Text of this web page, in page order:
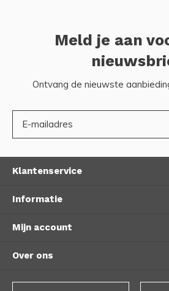
Meld je aan
Ontvang de nieuwste
Klantenservice
Informatie
Mijn account
Over ons